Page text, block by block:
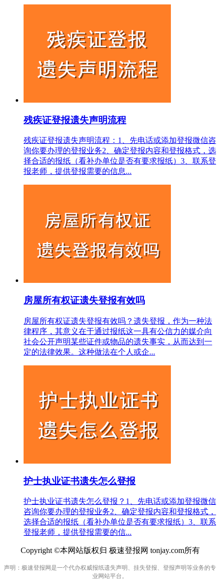
残疾证登报遗失声明流程
残疾证登报遗失声明流程：1、先电话或添加登报微信咨
询你要办理的登报业务2、确定登报内容和登报格式，选
择合适的报纸（看补办单位是否有要求报纸）3、联系登
报老师，提供登报需要的信息...
房屋所有权证遗失登报有效吗
房屋所有权证遗失登报有效吗？遗失登报，作为一种法
律程序，其意义在于通过报纸这一具有公信力的媒介向
社会公开声明某些证件或物品的遗失事实，从而达到一
定的法律效果。这种做法在个人或企...
护士执业证书遗失怎么登报
护士执业证书遗失怎么登报？1、先电话或添加登报微信
咨询你要办理的登报业务2、确定登报内容和登报格式，
选择合适的报纸（看补办单位是否有要求报纸）3、联系
登报老师，提供登报需要的信...
Copyright ©本网站版权归 极速登报网 tonjay.com所有
声明：极速登报网是一个代办权威报纸遗失声明、挂失登报、登报声明等业务的专
业网站平台。